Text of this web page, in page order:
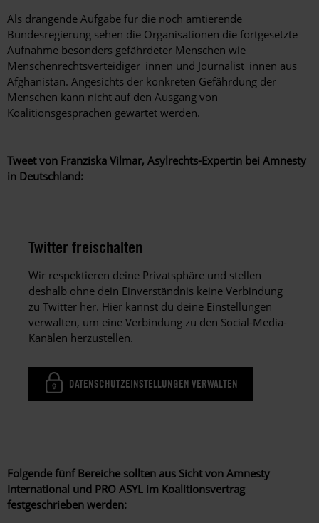
Als drängende Aufgabe für die noch amtierende
Bundesregierung sehen die Organisationen die fortgesetzte
Aufnahme besonders gefährdeter Menschen wie
Menschenrechtsverteidiger_innen und Journalist_innen aus
Afghanistan. Angesichts der konkreten Gefährdung der
Menschen kann nicht auf den Ausgang von
Koalitionsgesprächen gewartet werden.
Tweet von Franziska Vilmar, Asylrechts-Expertin bei Amnesty
in Deutschland:
Twitter freischalten
Wir respektieren deine Privatsphäre und stellen
deshalb ohne dein Einverständnis keine Verbindung
zu Twitter her. Hier kannst du deine Einstellungen
verwalten, um eine Verbindung zu den Social-Media-
Kanälen herzustellen.
DATENSCHUTZEINSTELLUNGEN VERWALTEN
Folgende fünf Bereiche sollten aus Sicht von Amnesty
International und PRO ASYL im Koalitionsvertrag
festgeschrieben werden: